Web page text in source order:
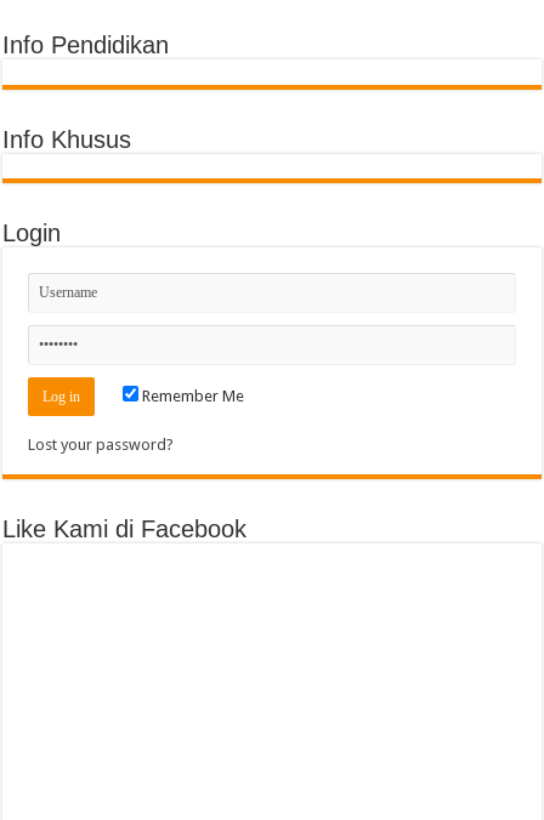
Info Pendidikan
Info Khusus
Login
Remember Me
Lost your password?
Like Kami di Facebook